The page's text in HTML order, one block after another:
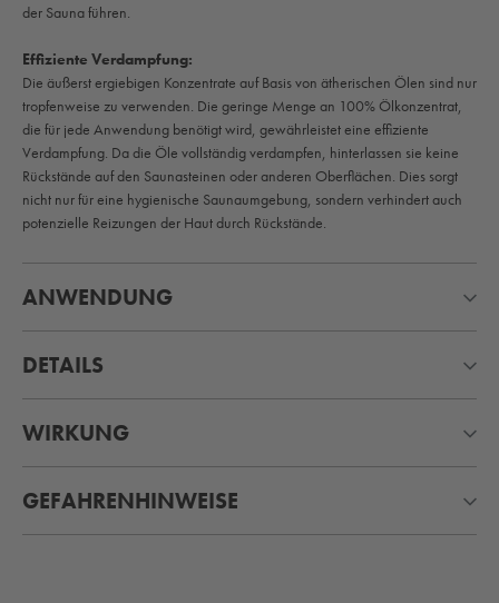
der Sauna führen.
Effiziente Verdampfung:
Die äußerst ergiebigen Konzentrate auf Basis von ätherischen Ölen sind nur
tropfenweise zu verwenden. Die geringe Menge an 100% Ölkonzentrat,
die für jede Anwendung benötigt wird, gewährleistet eine effiziente
Verdampfung. Da die Öle vollständig verdampfen, hinterlassen sie keine
Rückstände auf den Saunasteinen oder anderen Oberflächen. Dies sorgt
nicht nur für eine hygienische Saunaumgebung, sondern verhindert auch
potenzielle Reizungen der Haut durch Rückstände.
ANWENDUNG
DETAILS
WIRKUNG
GEFAHRENHINWEISE